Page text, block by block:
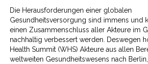
Die Herausforderungen einer globalen
Gesundheitsversorgung sind immens und
einen Zusammenschluss aller Akteure im
nachhaltig verbessert werden. Deswegen
Health Summit (WHS) Akteure aus allen
weltweiten Gesundheitswesens nach